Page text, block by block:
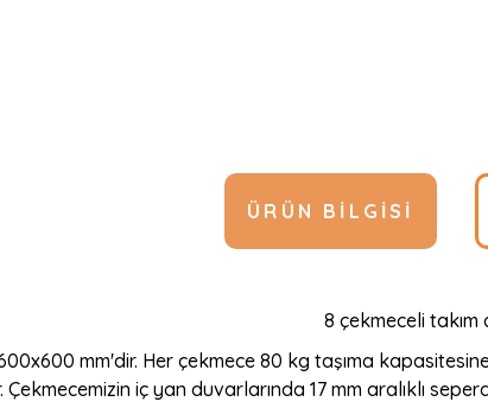
ÜRÜN BILGISI
8 çekmeceli takım
mm'dir. Her çekmece 80 kg taşıma
Çekmecemizin iç yan duvarlarında 17 mm aralıklı